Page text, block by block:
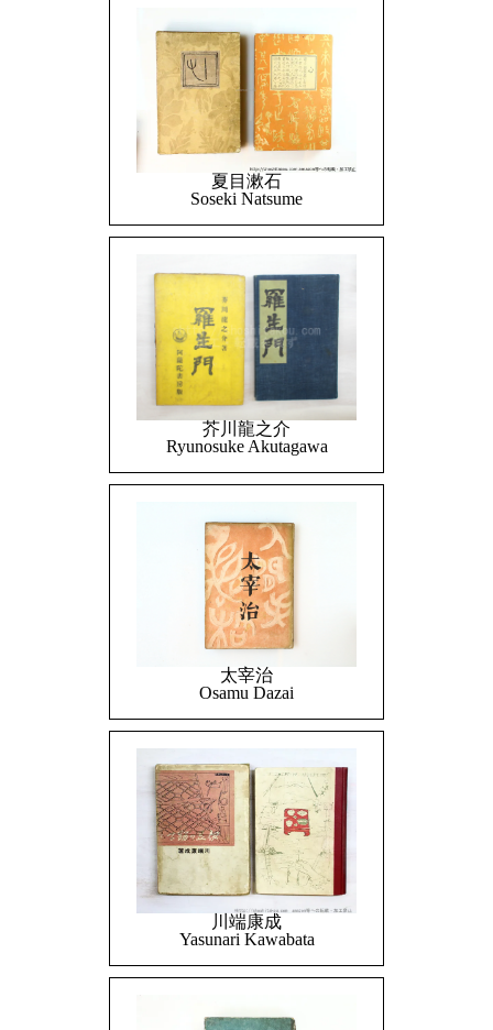
夏目漱石
Soseki Natsume
芥川龍之介
Ryunosuke Akutagawa
太宰治
Osamu Dazai
川端康成
Yasunari Kawabata